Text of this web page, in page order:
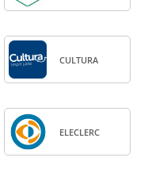
CULTURA
ELE­CLERC